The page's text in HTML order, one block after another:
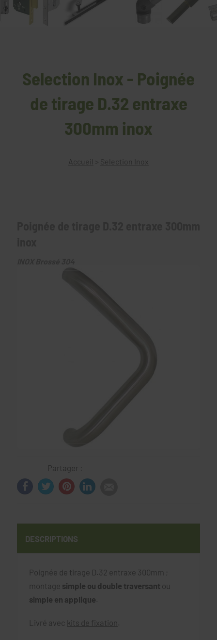
Selection Inox - Poignée
de tirage D.32 entraxe
300mm inox
Accueil > Selection Inox
Partager :
DESCRIPTIONS
Poignée de tirage D.32 entraxe 300mm ;
montage simple ou double traversant ou
simple en applique.
Livré avec kits de fixation .